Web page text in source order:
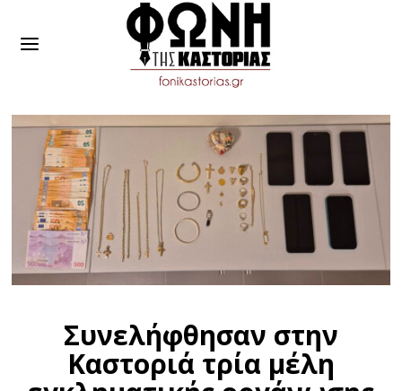
Συνελήφθησαν στην
Καστοριά τρία μέλη